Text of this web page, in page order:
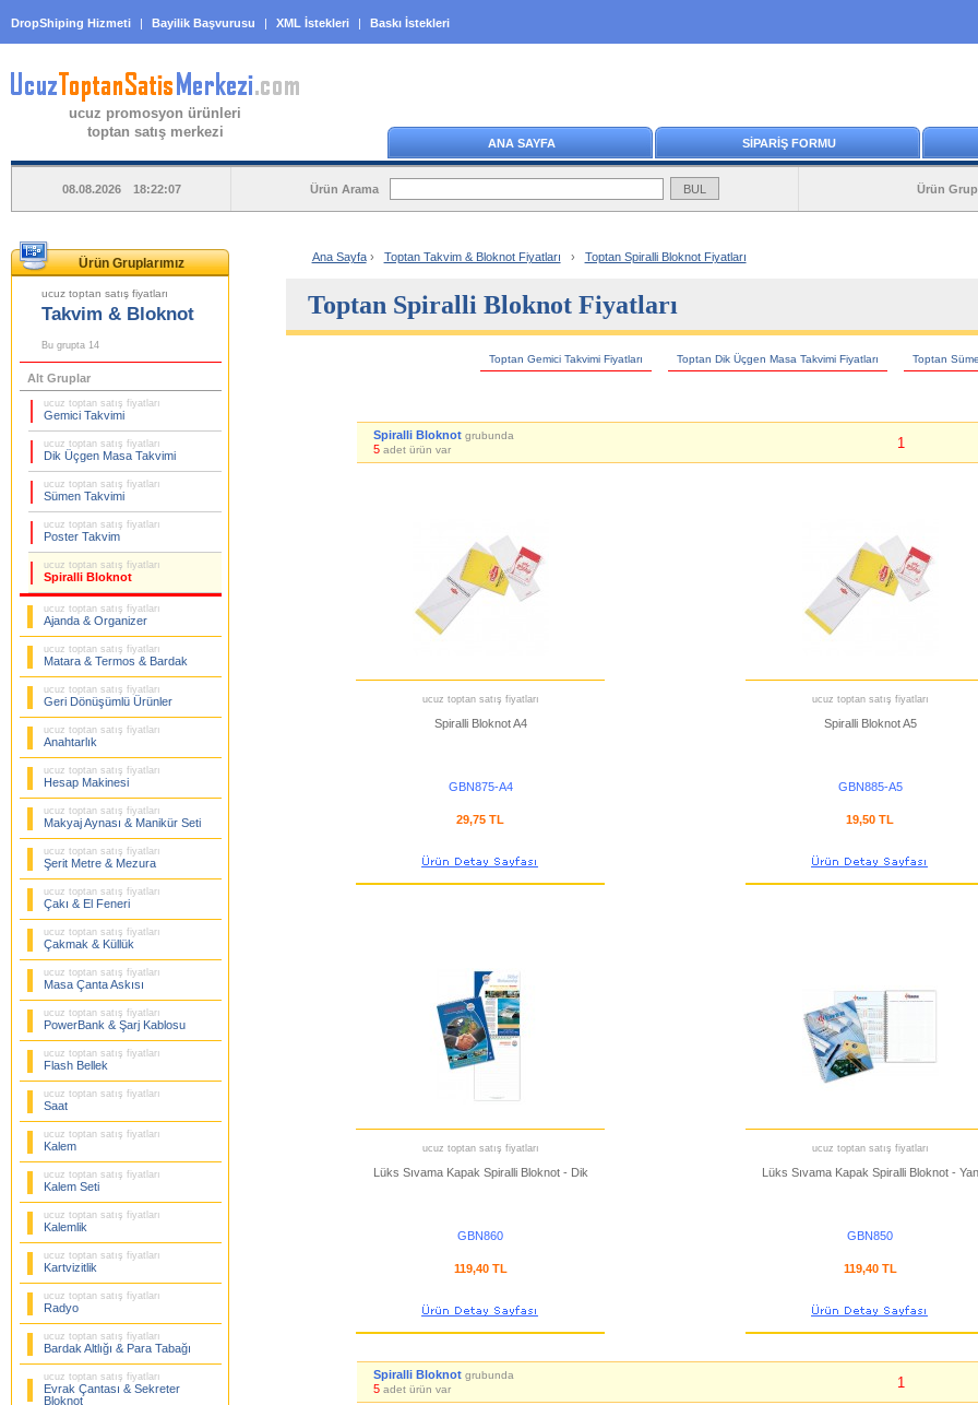
DropShiping Hizmeti | Bayilik Başvurusu | XML İstekleri | Baskı İstekleri
ucuz promosyon ürünleri
toptan satış merkezi
ANA SAYFA SİPARİŞ FORMU
08.08.2026 18:22:07 Ürün Arama Ürün
Ürün Gruplarımız
ucuz toptan satış fiyatları
Takvim & Bloknot
Bu grupta 14
Alt Gruplar
ucuz toptan satış fiyatları
Gemici Takvimi
ucuz toptan satış fiyatları
Dik Üçgen Masa Takvimi
ucuz toptan satış fiyatları
Sümen Takvimi
ucuz toptan satış fiyatları
Poster Takvim
ucuz toptan satış fiyatları
Spiralli Bloknot
ucuz toptan satış fiyatları
Ajanda & Organizer
ucuz toptan satış fiyatları
Matara & Termos & Bardak
ucuz toptan satış fiyatları
Geri Dönüşümlü Ürünler
ucuz toptan satış fiyatları
Anahtarlık
ucuz toptan satış fiyatları
Hesap Makinesi
ucuz toptan satış fiyatları
Makyaj Aynası & Manikür Seti
ucuz toptan satış fiyatları
Şerit Metre & Mezura
ucuz toptan satış fiyatları
Çakı & El Feneri
ucuz toptan satış fiyatları
Çakmak & Küllük
ucuz toptan satış fiyatları
Masa Çanta Askısı
ucuz toptan satış fiyatları
PowerBank & Şarj Kablosu
ucuz toptan satış fiyatları
Flash Bellek
ucuz toptan satış fiyatları
Saat
ucuz toptan satış fiyatları
Kalem
ucuz toptan satış fiyatları
Kalem Seti
ucuz toptan satış fiyatları
Kalemlik
ucuz toptan satış fiyatları
Kartvizitlik
ucuz toptan satış fiyatları
Radyo
ucuz toptan satış fiyatları
Bardak Altlığı & Para Tabağı
ucuz toptan satış fiyatları
Evrak Çantası & Sekreter
Bloknot
Ana Sayfa› Toptan Takvim & Bloknot Fiyatları › Toptan Spiralli Bloknot Fiyatları
Toptan Spiralli Bloknot Fiyatları
Toptan Gemici Takvimi Fiyatları Toptan Dik Üçgen Masa Takvimi Fiyatları Toptan
Spiralli Bloknotgrubunda
5adet ürün var 1
ucuz toptan satış fiyatları
Spiralli Bloknot A4
GBN875-A4
29,75 TL
ucuz toptan satış fiyatları
Spiralli Bloknot A5
GBN885-A5
19,50 TL
ucuz toptan satış fiyatları
Lüks Sıvama Kapak Spiralli Bloknot - Dik
GBN860
119,40 TL
ucuz toptan satış fiyatları
Lüks Sıvama Kapak Spiralli Bloknot - Yan
GBN850
119,40 TL
Spiralli Bloknotgrubunda
5adet ürün var 1